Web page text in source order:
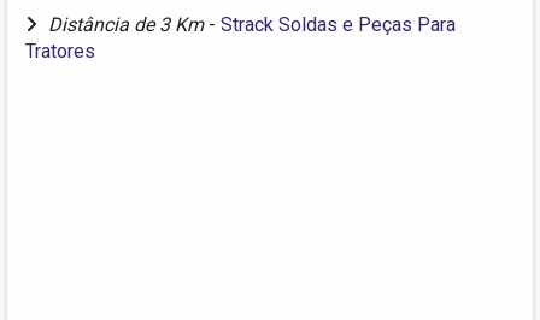
Distância de 3 Km - Strack Soldas e Peças Para
Tratores